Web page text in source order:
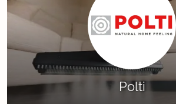
Polti